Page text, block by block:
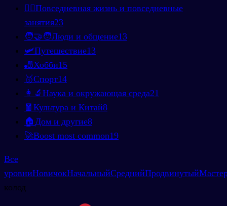
🚶‍♂️Повседневная жизнь и повседневные
занятия23
🧑‍🤝‍🧑Люди и общение13
🛩️Путешествие13
🎳Хобби15
🥇Спорт14
👩‍🔬 Наука и окружающая среда21
🧧 Культура и Китай8
🏠 Дом и другие8
🚀Boost most common19
Все
уровниНовичокНачальныйСреднийПродвинутый
колод